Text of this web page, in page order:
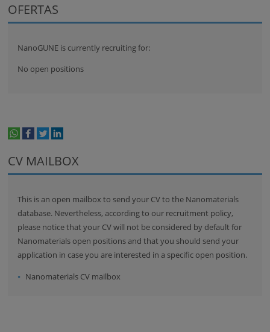
OFERTAS
NanoGUNE is currently recruiting for:
No open positions
CV MAILBOX
This is an open mailbox to send your CV to the Nanomaterials
database. Nevertheless, according to our recruitment policy,
please notice that your CV will not be considered by default for
Nanomaterials open positions and that you should send your
application in case you are interested in a specific open position.
Nanomaterials CV mailbox